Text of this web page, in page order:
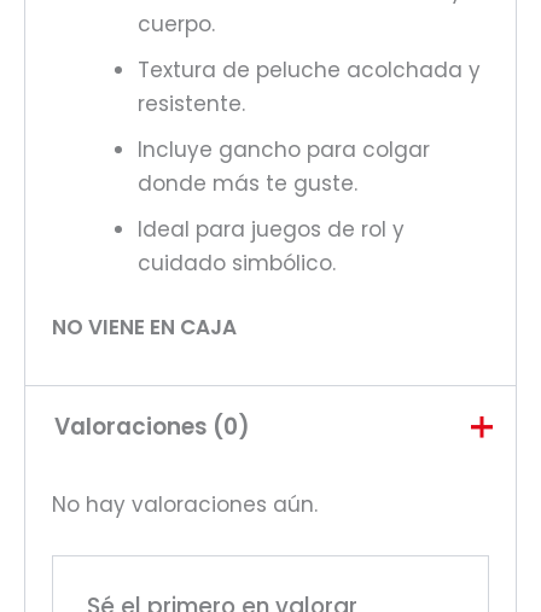
cuerpo.
Textura de peluche acolchada y
resistente.
Incluye gancho para colgar
donde más te guste.
Ideal para juegos de rol y
cuidado simbólico.
NO VIENE EN CAJA
Valoraciones (0)
No hay valoraciones aún.